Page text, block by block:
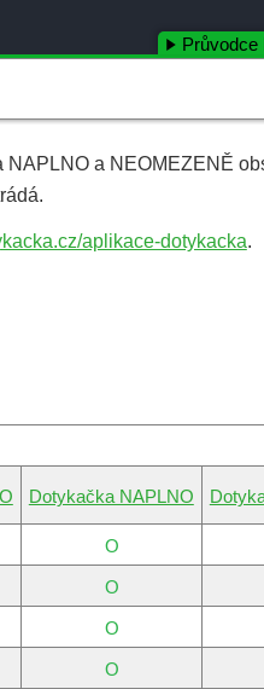
Průvodce
a NEOMEZENĚ
aplikace-dotykacka.
Dotykačka NAPLNO
O
O
O
O